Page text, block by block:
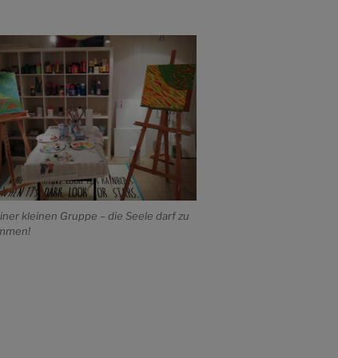
kleinen Gruppe – die Seele darf zu